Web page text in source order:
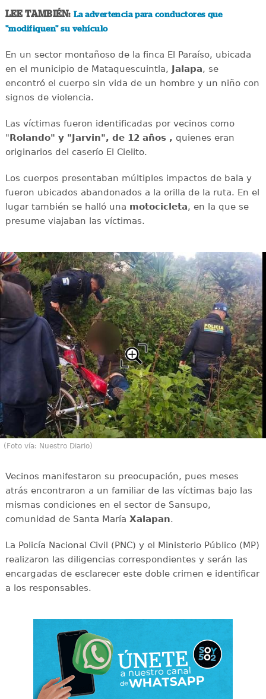
LEE TAMBIÉN: La advertencia para conductores que
"modifiquen" su vehículo
En un sector montañoso de la finca El Paraíso, ubicada
en el municipio de Mataquescuintla, Jalapa, se
encontró el cuerpo sin vida de un hombre y un niño con
signos de violencia.
Las víctimas fueron identificadas por vecinos como
"Rolando" y "Jarvin", de 12 años , quienes eran
originarios del caserío El Cielito.
Los cuerpos presentaban múltiples impactos de bala y
fueron ubicados abandonados a la orilla de la ruta. En el
lugar también se halló una motocicleta, en la que se
presume viajaban las víctimas.
(Foto vía: Nuestro Diario)
Vecinos manifestaron su preocupación, pues meses
atrás encontraron a un familiar de las víctimas bajo las
mismas condiciones en el sector de Sansupo,
comunidad de Santa María Xalapan.
La Policía Nacional Civil (PNC) y el Ministerio Público (MP)
realizaron las diligencias correspondientes y serán las
encargadas de esclarecer este doble crimen e identificar
a los responsables.